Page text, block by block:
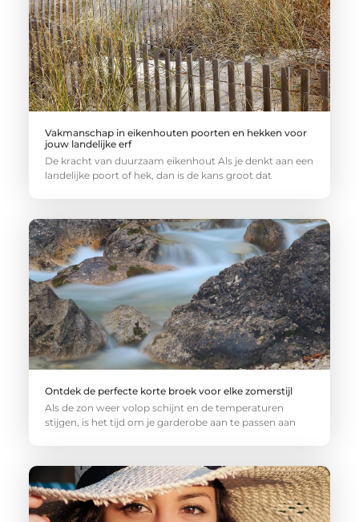
Vakmanschap in eikenhouten poorten en hekken voor
jouw landelijke erf
De kracht van duurzaam eikenhout Als je denkt aan een
landelijke poort of hek, dan is de kans groot dat
Ontdek de perfecte korte broek voor elke zomerstijl
Als de zon weer volop schijnt en de temperaturen
stijgen, is het tijd om je garderobe aan te passen aan